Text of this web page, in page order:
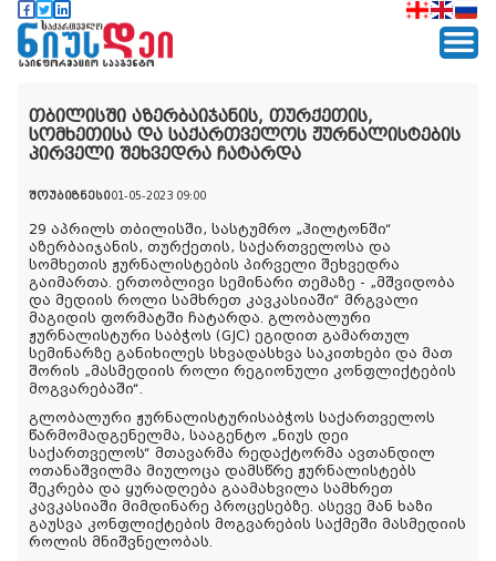
თბილისში აზერბაიჯანის, თურქეთის,
სომხეთისა და საქართველოს ჟურნალისტების
პირველი შეხვედრა ჩატარდა
შოუბიზნესი01-05-2023 09:00
29 აპრილს თბილისში, სასტუმრო „ჰილტონში“
აზერბაიჯანის, თურქეთის, საქართველოსა და
სომხეთის ჟურნალისტების პირველი შეხვედრა
გაიმართა. ერთობლივი სემინარი თემაზე - „მშვიდობა
და მედიის როლი სამხრეთ კავკასიაში“ მრგვალი
მაგიდის ფორმატში ჩატარდა. გლობალური
ჟურნალისტური საბჭოს (GJC) ეგიდით გამართულ
სემინარზე განიხილეს სხვადასხვა საკითხები და მათ
შორის „მასმედიის როლი რეგიონული კონფლიქტების
მოგვარებაში“.
გლობალური ჟურნალისტურისაბჭოს საქართველოს
წარმომადგენელმა, სააგენტო „ნიუს დეი
საქართველოს“ მთავარმა რედაქტორმა ავთანდილ
ოთანაშვილმა მიულოცა დამსწრე ჟურნალისტებს
შეკრება და ყურადღება გაამახვილა სამხრეთ
კავკასიაში მიმდინარე პროცესებზე. ასევე მან ხაზი
გაუსვა კონფლიქტების მოგვარების საქმეში მასმედიის
როლის მნიშვნელობას.